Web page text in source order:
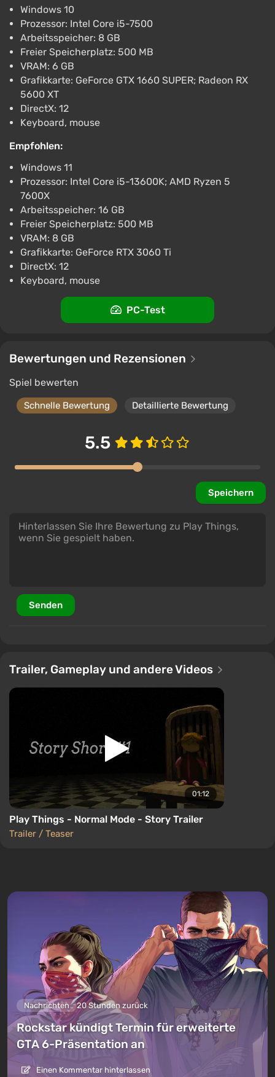
Schlussfolgerungen. Der zusätzliche unendliche
Modus legt den Fokus auf zufällig generierte Puppen
und unvorhersehbare Ereignisse, wodurch jeder
neue Durchgang zu einer eigenen Geschichte über
Angst und Ungewissheit wird.
Windows 10
Prozessor: Intel Core i5-7500
Arbeitsspeicher: 8 GB
Freier Speicherplatz: 500 MB
VRAM: 6 GB
Grafikkarte: GeForce GTX 1660 SUPER; Radeon RX
5600 XT
DirectX: 12
Keyboard, mouse
Empfohlen:
Windows 11
Prozessor: Intel Core i5-13600K; AMD Ryzen 5
7600X
Arbeitsspeicher: 16 GB
Freier Speicherplatz: 500 MB
VRAM: 8 GB
Grafikkarte: GeForce RTX 3060 Ti
DirectX: 12
Keyboard, mouse
PC-Test
Bewertungen und Rezensionen
Spiel bewerten
Schnelle Bewertung Detaillierte Bewertung
5.5
Speichern
Senden
Trailer, Gameplay und andere Videos
01:12
Play Things - Normal Mode - Story Trailer
Trailer / Teaser
Nachrichten 20 Stunden zurück
Rockstar kündigt Termin für erweiterte
GTA 6-Präsentation an
Einen Kommentar hinterlassen